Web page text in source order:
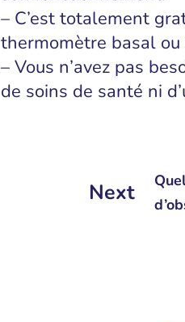
– C’est totalement
thermomètre basal
– Vous n’avez pas
de soins de santé ni
Next